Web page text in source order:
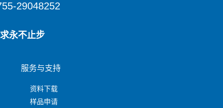
29048252
永不止步
服务与支持
资料下载
样品申请